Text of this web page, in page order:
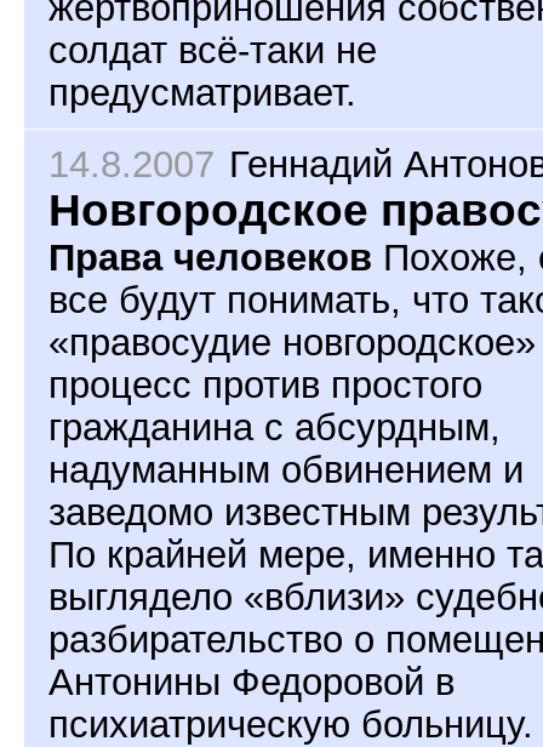
солдат всё-таки не
предусматривает.
14.8.2007 Геннадий
Новгородское
Права человеков Похоже,
все будут понимать, что
«правосудие
процесс против простого
гражданина с абсурдным,
надуманным обвинением и
заведомо известным
По крайней мере, именно
выглядело «вблизи»
разбирательство о
Антонины Федоровой в
психиатрическую больницу.